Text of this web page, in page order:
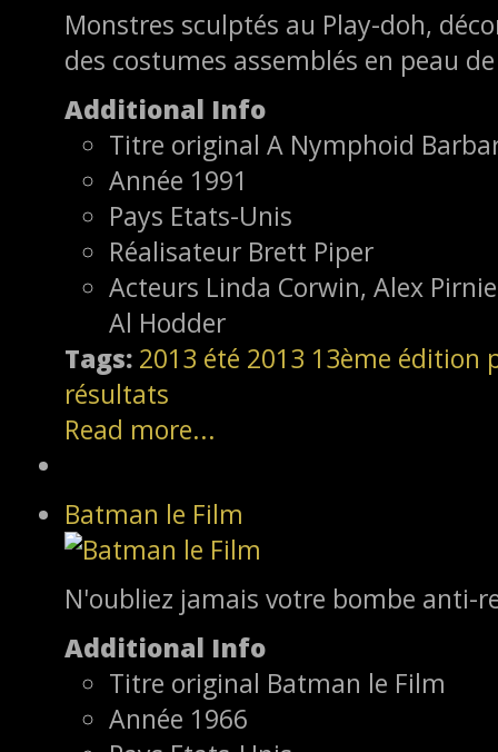
Monstres sculptés au Play-doh,
des costumes assemblés en peau
Additional Info
Titre original A Nymphoid
Année 1991
Pays Etats-Unis
Réalisateur Brett Piper
Acteurs Linda Corwin, Alex
Al Hodder
Tags: 2013 été 2013 13ème édition
résultats
Read more...
Batman le Film
N'oubliez jamais votre bombe anti-
Additional Info
Titre original Batman le Film
Année 1966